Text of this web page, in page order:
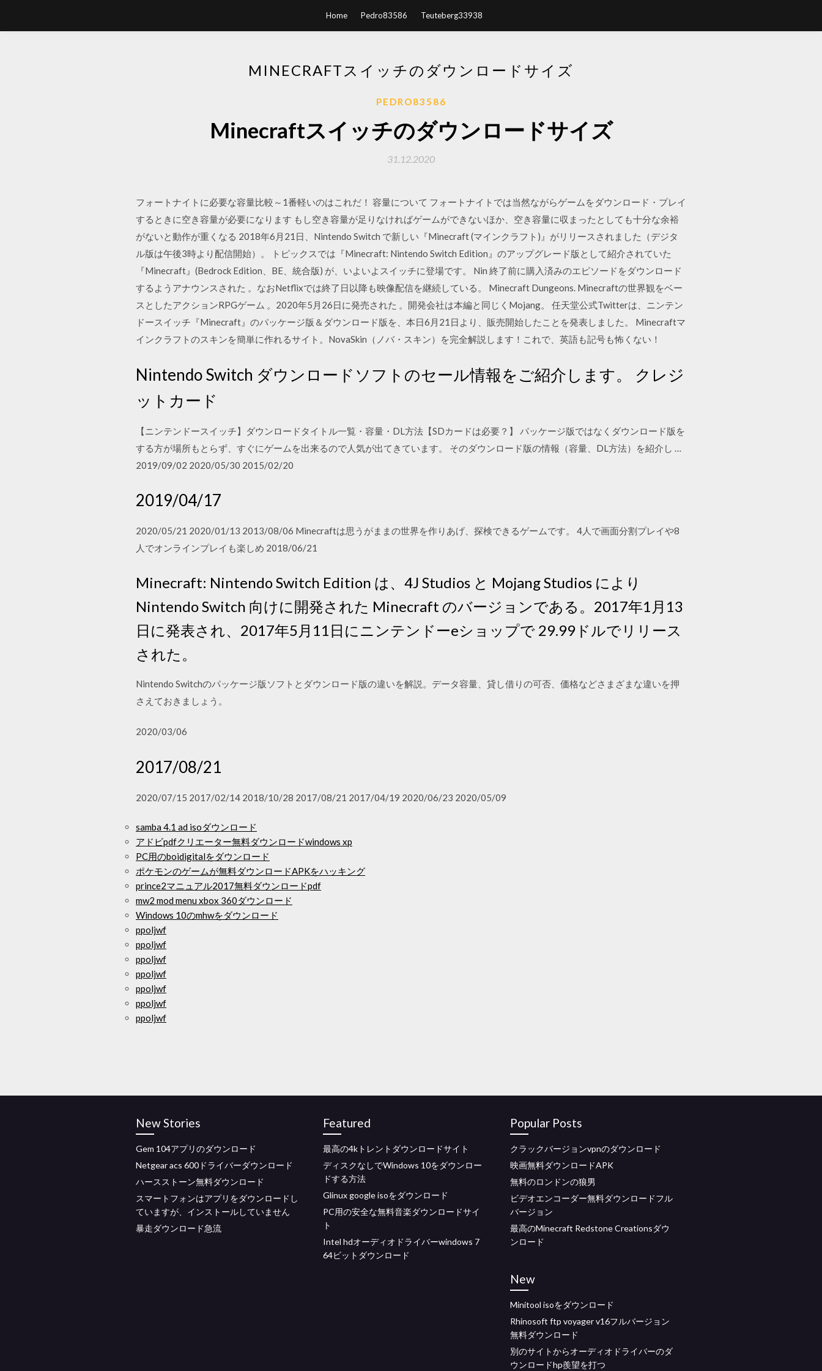
Home Pedro83586 Teuteberg33938
MINECRAFTスイッチのダウンロードサイズ
PEDRO83586
Minecraftスイッチのダウンロードサイズ
31.12.2020
フォートナイトに必要な容量比較～1番軽いのはこれだ！ 容量について フォートナイトでは当然ながらゲームをダウンロード・プレイ
するときに空き容量が必要になります もし空き容量が足りなければゲームができないほか、空き容量に収まったとしても十分な余裕
がないと動作が重くなる 2018年6月21日、Nintendo Switch で新しい『Minecraft (マインクラフト)』がリリースされました（デジタ
ル版は午後3時より配信開始）。 トピックスでは『Minecraft: Nintendo Switch Edition』のアップグレード版として紹介されていた
『Minecraft』(Bedrock Edition、BE、統合版) が、いよいよスイッチに登場です。 Nin 終了前に購入済みのエピソードをダウンロード
するようアナウンスされた 。なおNetflixでは終了日以降も映像配信を継続している。 Minecraft Dungeons. Minecraftの世界観をベー
スとしたアクションRPGゲーム 。2020年5月26日に発売された 。開発会社は本編と同じくMojang。 任天堂公式Twitterは、ニンテン
ドースイッチ『Minecraft』のパッケージ版＆ダウンロード版を、本日6月21日より、販売開始したことを発表しました。 Minecraftマ
インクラフトのスキンを簡単に作れるサイト。NovaSkin（ノバ・スキン）を完全解説します！これで、英語も記号も怖くない！
Nintendo Switch ダウンロードソフトのセール情報をご紹介します。 クレジ
ットカード
【ニンテンドースイッチ】ダウンロードタイトル一覧・容量・DL方法【SDカードは必要？】 パッケージ版ではなくダウンロード版を
する方が場所もとらず、すぐにゲームを出来るので人気が出てきています。 そのダウンロード版の情報（容量、DL方法）を紹介し …
2019/09/02 2020/05/30 2015/02/20
2019/04/17
2020/05/21 2020/01/13 2013/08/06 Minecraftは思うがままの世界を作りあげ、探検できるゲームです。 4人で画面分割プレイや8
人でオンラインプレイも楽しめ 2018/06/21
Minecraft: Nintendo Switch Edition は、4J Studios と Mojang Studios により
Nintendo Switch 向けに開発された Minecraft のバージョンである。2017年1月13
日に発表され、2017年5月11日にニンテンドーeショップで 29.99ドルでリリース
された。
Nintendo Switchのパッケージ版ソフトとダウンロード版の違いを解説。データ容量、貸し借りの可否、価格などさまざまな違いを押
さえておきましょう。
2020/03/06
2017/08/21
2020/07/15 2017/02/14 2018/10/28 2017/08/21 2017/04/19 2020/06/23 2020/05/09
samba 4.1 ad isoダウンロード
アドビpdfクリエーター無料ダウンロードwindows xp
PC用のboidigitalをダウンロード
ポケモンのゲームが無料ダウンロードAPKをハッキング
prince2マニュアル2017無料ダウンロードpdf
mw2 mod menu xbox 360ダウンロード
Windows 10のmhwをダウンロード
ppoljwf
ppoljwf
ppoljwf
ppoljwf
ppoljwf
ppoljwf
ppoljwf
New Stories
Gem 104アプリのダウンロード
Netgear acs 600ドライバーダウンロード
ハースストーン無料ダウンロード
スマートフォンはアプリをダウンロードし
ていますが、インストールしていません
暴走ダウンロード急流
Featured
最高の4kトレントダウンロードサイト
ディスクなしでWindows 10をダウンロー
ドする方法
Glinux google isoをダウンロード
PC用の安全な無料音楽ダウンロードサイ
ト
Intel hdオーディオドライバーwindows 7
64ビットダウンロード
Popular Posts
クラックバージョンvpnのダウンロード
映画無料ダウンロードAPK
無料のロンドンの狼男
ビデオエンコーダー無料ダウンロードフル
バージョン
最高のMinecraft Redstone Creationsダウ
ンロード
New
Minitool isoをダウンロード
Rhinosoft ftp voyager v16フルバージョン
無料ダウンロード
別のサイトからオーディオドライバーのダ
ウンロードhp羨望を打つ